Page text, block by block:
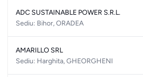
ADC SUSTAINABLE POWER S.R.L.
Sediu: Bihor, ORADEA
AMARILLO SRL
Sediu: Harghita, GHEORGHENI